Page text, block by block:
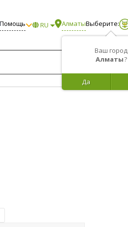
Помощь RU Алматы
Ваш город
Алматы?
Да
Выберите: